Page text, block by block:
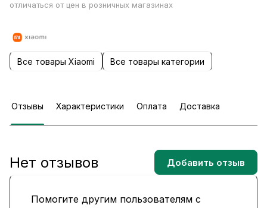
отличаться от цен в розничных магазинах
Все товары Xiaomi Все товары категории
Отзывы Характеристики Оплата Доставка
Помогите другим пользователям с
Нет отзывов Добавить отзыв